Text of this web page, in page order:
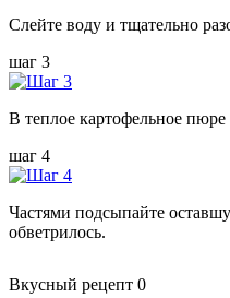
Слейте воду и тщательно
шаг 3
В теплое картофельное
шаг 4
Частями подсыпайте
обветрилось.
Вкусный рецепт 0